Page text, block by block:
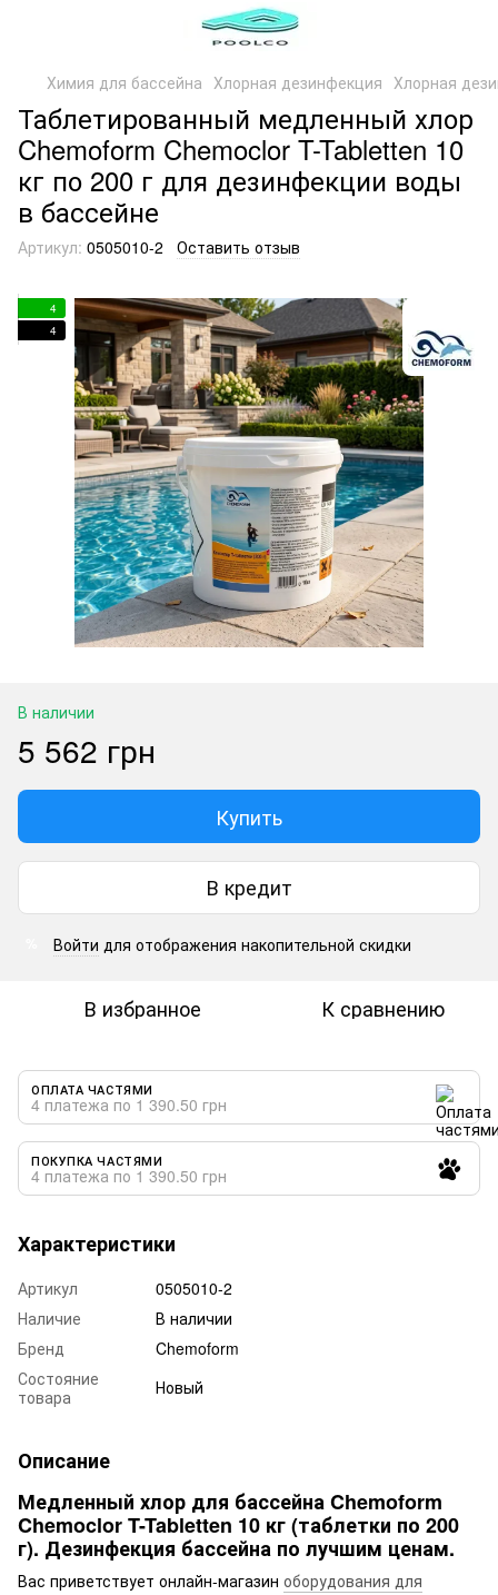
Химия для бассейна Хлорная дезинфекция Хлорная
Таблетированный медленный хлор
Chemoform Chemoclor T-Tabletten 10
кг по 200 г для дезинфекции воды
в бассейне
Артикул: 0505010-2 Оставить отзыв
4
4
В наличии
5 562 грн
Купить
В кредит
Войти для отображения накопительной скидки
В избранное К сравнению
ОПЛАТА ЧАСТЯМИ
4 платежа по 1 390.50 грн
ПОКУПКА ЧАСТЯМИ
4 платежа по 1 390.50 грн
Характеристики
Артикул
0505010-2
Наличие
В наличии
Бренд
Chemoform
Состояние
товара
Новый
Описание
Медленный хлор для бассейна Chemoform
Chemoclor T-Tabletten 10 кг (таблетки по 200
г). Дезинфекция бассейна по лучшим ценам.
Вас приветствует онлайн-магазин оборудования для